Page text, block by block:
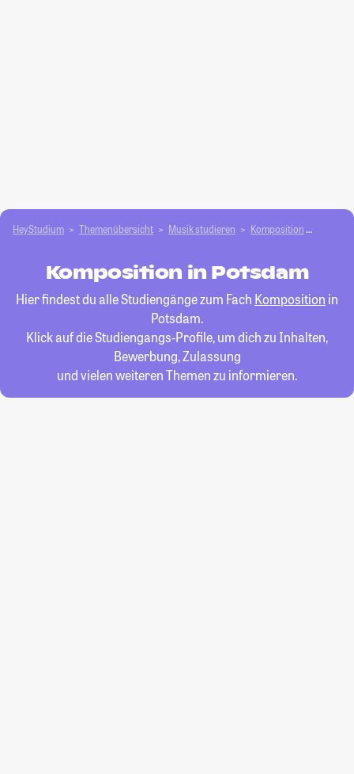
HeyStudium Themenübersicht Musik studieren Komposition
Komposition in Potsdam
Hier findest du alle Studiengänge zum Fach Komposition in
Potsdam.
Klick auf die Studiengangs-Profile, um dich zu Inhalten,
Bewerbung, Zulassung
und vielen weiteren Themen zu informieren.